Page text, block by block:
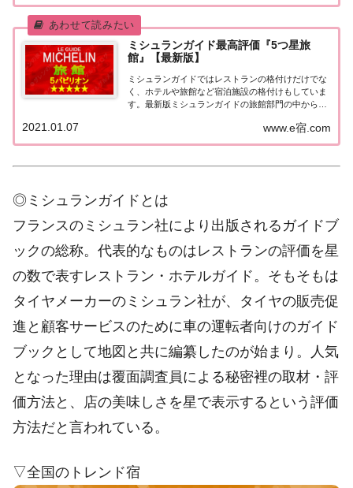
ングなどで常に上位を賑わす有名ホテル。各ホテル
の...
ミシュランガイド最高評価『5つ星旅
館』【最新版】
ミシュランガイドではレストランの格付けだけでな
く、ホテルや旅館など宿泊施設の格付けもしていま
す。最新版ミシュランガイドの旅館部門の中から最
とめてみました♪ いずれも人気ランキングなどで常
に上位を賑わす有名旅館。各旅館の情報と口コミ評
www.e宿.com
2021.01.07
◎ミシュランガイドとは
フランスのミシュラン社により出版されるガイドブ
ックの総称。代表的なものはレストランの評価を星
の数で表すレストラン・ホテルガイド。そもそもは
タイヤメーカーのミシュラン社が、タイヤの販売促
進と顧客サービスのために車の運転者向けのガイド
ブックとして地図と共に編纂したのが始まり。人気
となった理由は覆面調査員による秘密裡の取材・評
価方法と、店の美味しさを星で表示するという評価
方法だと言われている。
▽全国のトレンド宿